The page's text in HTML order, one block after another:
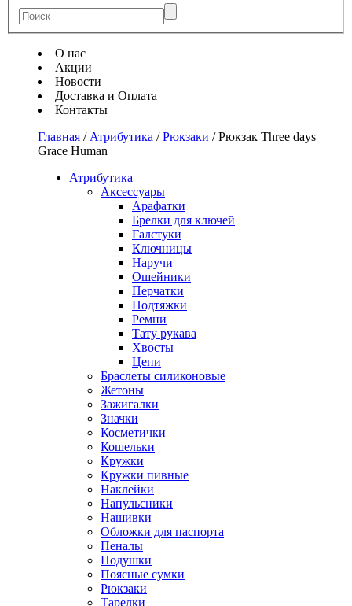
О нас
Акции
Новости
Доставка и Оплата
Контакты
Главная / Атрибутика /Рюкзаки /Рюкзак Three days
Grace Human
Атрибутика
Аксессуары
Арафатки
Брелки для ключей
Галстуки
Ключницы
Наручи
Ошейники
Перчатки
Подтяжки
Ремни
Тату рукава
Хвосты
Цепи
Браслеты силиконовые
Жетоны
Зажигалки
Значки
Косметички
Кошельки
Кружки
Кружки пивные
Наклейки
Напульсники
Нашивки
Обложки для паспорта
Пеналы
Подушки
Поясные сумки
Рюкзаки
Тарелки